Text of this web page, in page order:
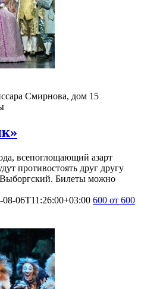
Смирнова, дом 15
всепоглощающий азарт
противостоять друг другу
Билеты можно
08-06T11:26:00+03:00 600 от 600